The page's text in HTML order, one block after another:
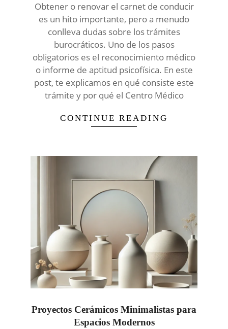
Obtener o renovar el carnet de conducir
es un hito importante, pero a menudo
conlleva dudas sobre los trámites
burocráticos. Uno de los pasos
obligatorios es el reconocimiento médico
o informe de aptitud psicofísica. En este
post, te explicamos en qué consiste este
trámite y por qué el Centro Médico
CONTINUE READING
Proyectos Cerámicos Minimalistas para
Espacios Modernos